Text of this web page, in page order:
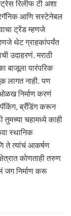
रिलीफ टी अशा
आणि सस्टेनेबल
ट्रेंड म्हणजे
थेट ग्राहकांपर्यंत
उदाहरणं. मराठी
बाजूला पारंपरिक
लागत नाही. पण
निर्माण करणं
ब्रँडिंग करून
तुमच्या चहामध्ये काही
स्थानिक
ते त्यांचं आकर्षण
कोणताही तरुण
निर्माण करू